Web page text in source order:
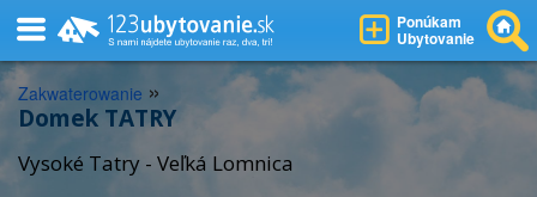
Ponúkam
Ubytovanie
Zakwaterowanie »
Domek TATRY
Vysoké Tatry - Veľká Lomnica